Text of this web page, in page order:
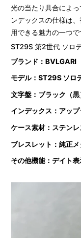
光の当たり具合によ
ンデックスの仕様は
用できる魅力の一つで
ST29S 第2世代 ソロ
ブランド：BVLGARI
モデル：ST29S ソロ
文字盤：ブラック（黒
インデックス：アッ
ケース素材：ステン
ブレスレット：純正
その他機能：デイト